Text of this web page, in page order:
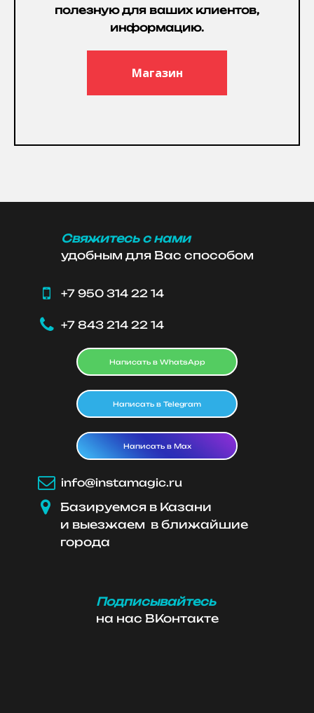
полезную для ваших клиентов,
информацию.
Магазин
Свяжитесь с нами
удобным для Вас способом
 +7 950 314 22 14
 +7 843 214 22 14
Написать в WhatsApp
Написать в Telegram
Написать в Max
 info@instamagic.ru

Базируемся в Казани
и выезжаем в ближайшие
города
Подписывайтесь
на нас ВКонтакте